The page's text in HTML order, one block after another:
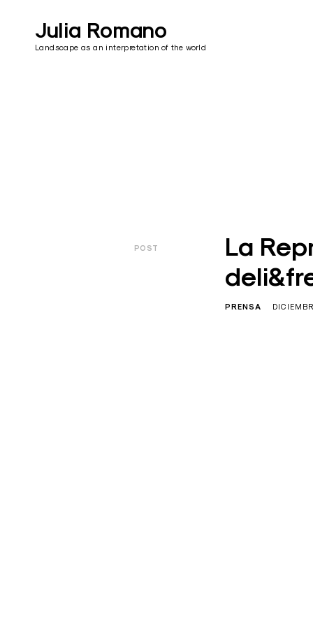
contentJulia Romano
Landscape as an interpretation of the world
POST
La
PRENSA